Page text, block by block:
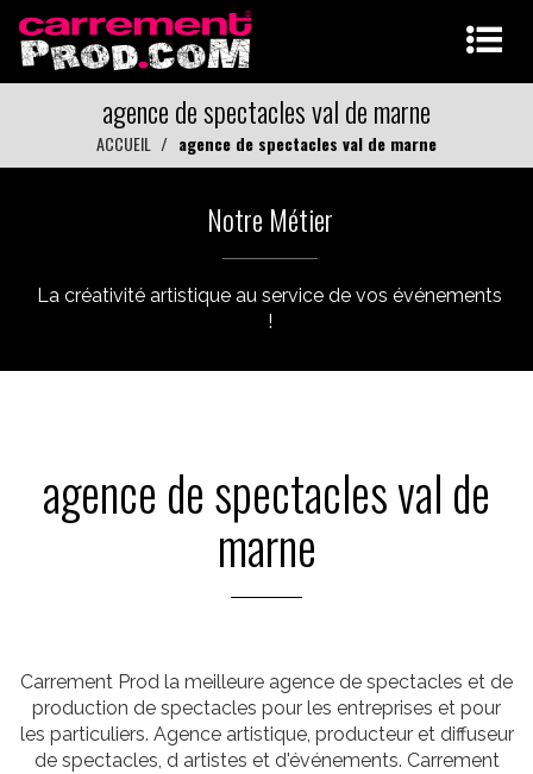
agence de spectacles val de marne
ACCUEIL agence de spectacles val de marne
Notre Métier
La créativité artistique au service de vos événements
!
agence de spectacles val de
marne
Carrement Prod la meilleure agence de spectacles et de
production de spectacles pour les entreprises et pour
les particuliers. Agence artistique, producteur et diffuseur
de spectacles, d artistes et d'événements. Carrement